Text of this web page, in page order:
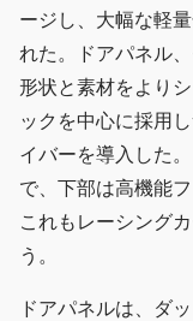
ージし、大幅な軽
れた。ドアパネル
形状と素材をより
ックを中心に採用
イバーを導入した
で、下部は高機能
これもレーシング
う。
ドアパネルは、ダ